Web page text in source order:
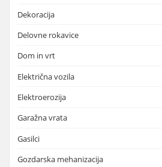
Dekoracija
Delovne rokavice
Dom in vrt
Električna vozila
Elektroerozija
Garažna vrata
Gasilci
Gozdarska mehanizacija